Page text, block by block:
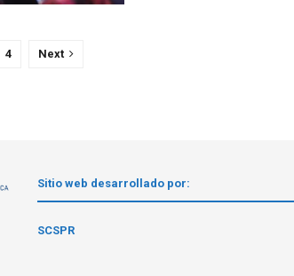
4 Next
Sitio web desarrollado por:
SCSPR